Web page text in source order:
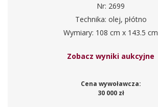
Nr: 2699
Technika: olej, płótno
Wymiary: 108 cm x 143.5 cm
Zobacz wyniki aukcyjne
Cena wywoławcza:
30 000 zł